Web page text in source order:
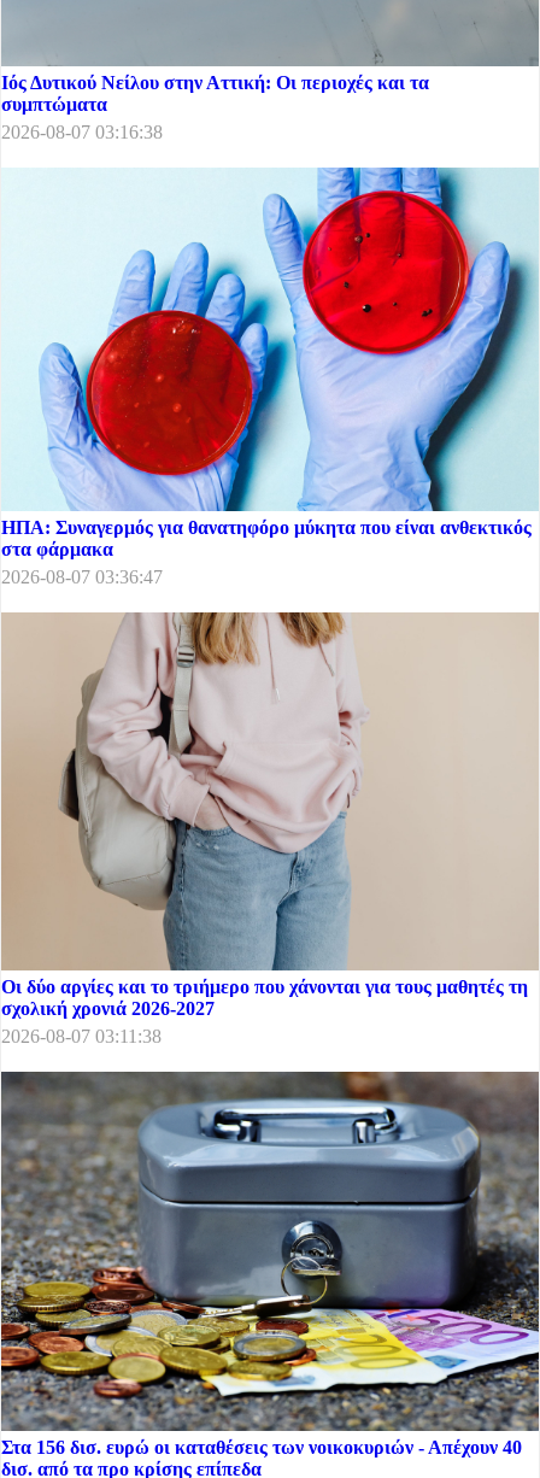
Ιός Δυτικού Νείλου στην Αττική: Οι περιοχές και τα
συμπτώματα
2026-08-07 03:16:38
ΗΠΑ: Συναγερμός για θανατηφόρο μύκητα που είναι ανθεκτικός
στα φάρμακα
2026-08-07 03:36:47
Οι δύο αργίες και το τριήμερο που χάνονται για τους μαθητές τη
σχολική χρονιά 2026-2027
2026-08-07 03:11:38
Στα 156 δισ. ευρώ οι καταθέσεις των νοικοκυριών - Απέχουν 40
δισ. από τα προ κρίσης επίπεδα